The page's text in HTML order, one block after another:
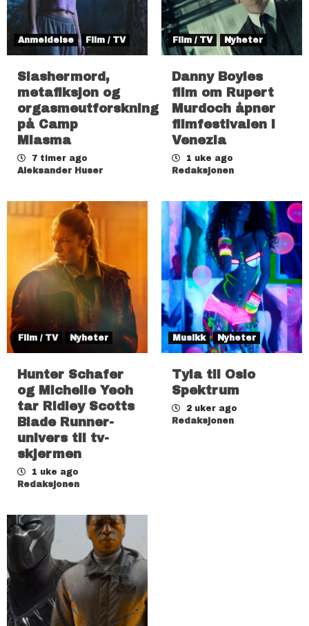
Anmeldelse Film / TV
Slashermord,
metafiksjon og
orgasmeutforskning
på Camp
Miasma
7 timer ago
Aleksander Huser
Film / TV Nyheter
Danny Boyles
film om Rupert
Murdoch åpner
filmfestivalen i
Venezia
1 uke ago
Redaksjonen
Film / TV Nyheter
Hunter Schafer
og Michelle Yeoh
tar Ridley Scotts
Blade Runner-
univers til tv-
skjermen
1 uke ago
Redaksjonen
Musikk Nyheter
Tyla til Oslo
Spektrum
2 uker ago
Redaksjonen